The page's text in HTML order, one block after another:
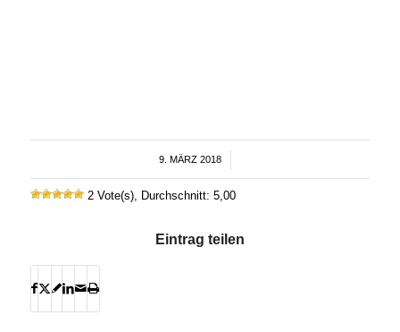
9. MÄRZ 2018
/
2 Vote(s), Durchschnitt: 5,00
Eintrag teilen